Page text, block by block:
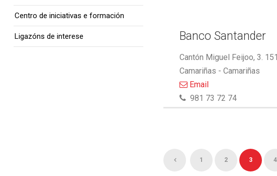
Banco Santander
Cantón Miguel Feijoo, 3.
Camariñas - Camariñas
Email
981 73 72 74
1 2 3 4
Centro de iniciativas e formación
Ligazóns de interese